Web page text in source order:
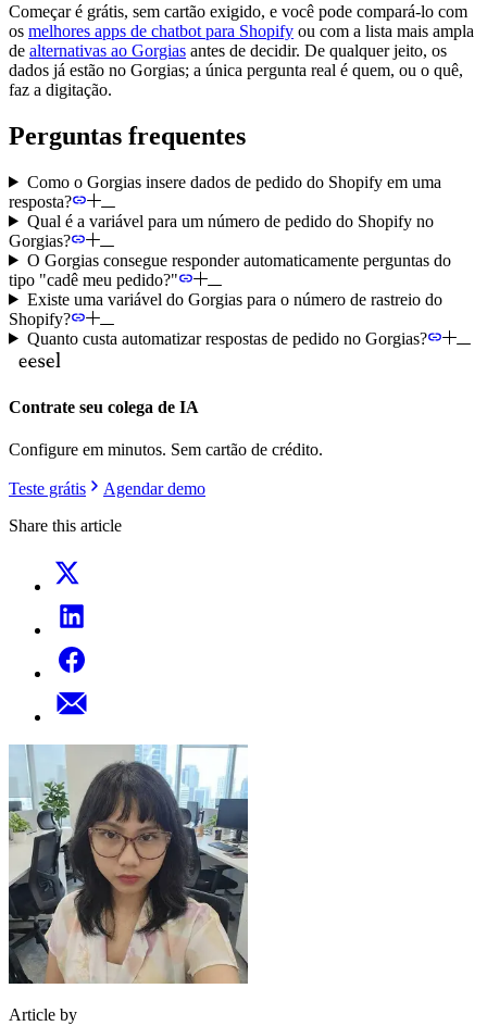
Começar é grátis, sem cartão exigido, e você pode compará-lo com
os melhores apps de chatbot para Shopify ou com a lista mais ampla
de alternativas ao Gorgias antes de decidir. De qualquer jeito, os
dados já estão no Gorgias; a única pergunta real é quem, ou o quê,
faz a digitação.
Perguntas frequentes
Como o Gorgias insere dados de pedido do Shopify em uma
resposta?
Qual é a variável para um número de pedido do Shopify no
Gorgias?
O Gorgias consegue responder automaticamente perguntas do
tipo "cadê meu pedido?"
Existe uma variável do Gorgias para o número de rastreio do
Shopify?
Quanto custa automatizar respostas de pedido no Gorgias?
Contrate seu colega de IA
Configure em minutos. Sem cartão de crédito.
Teste grátis
Agendar demo
Share this article
Article by